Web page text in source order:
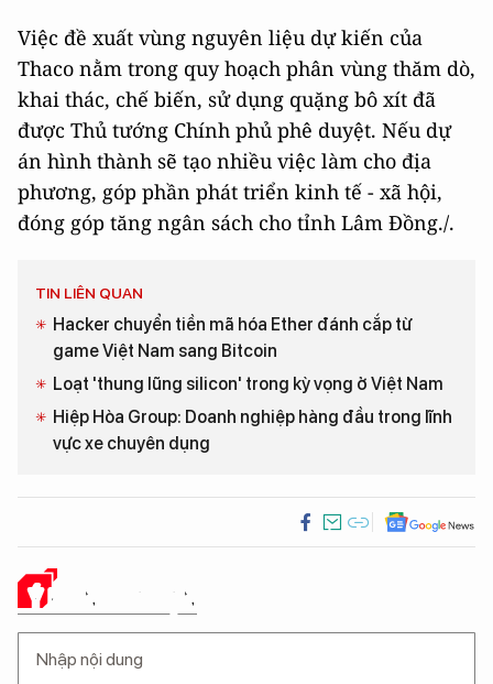
Việc đề xuất vùng nguyên liệu dự kiến của
Thaco nằm trong quy hoạch phân vùng thăm dò,
khai thác, chế biến, sử dụng quặng bô xít đã
được Thủ tướng Chính phủ phê duyệt. Nếu dự
án hình thành sẽ tạo nhiều việc làm cho địa
phương, góp phần phát triển kinh tế - xã hội,
đóng góp tăng ngân sách cho tỉnh Lâm Đồng./.
TIN LIÊN QUAN
Hacker chuyển tiền mã hóa Ether đánh cắp từ
game Việt Nam sang Bitcoin
Loạt 'thung lũng silicon' trong kỳ vọng ở Việt Nam
Hiệp Hòa Group: Doanh nghiệp hàng đầu trong lĩnh
vực xe chuyên dụng
Ý KIẾN CỦA BẠN